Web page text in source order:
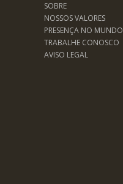
SOBRE
NOSSOS VALORES
PRESENÇA NO MUNDO
TRABALHE CONOSCO
AVISO LEGAL